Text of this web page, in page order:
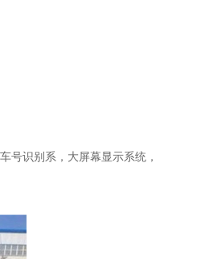
号识别系，大屏幕显示系统，